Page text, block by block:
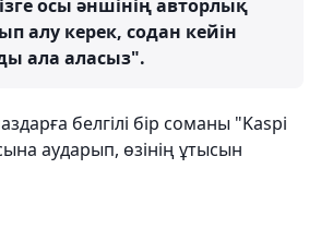
осы әншінің авторлық
алу керек, содан кейін
ала аласыз".
белгілі бір соманы "Kaspi
аударып, өзінің ұтысын